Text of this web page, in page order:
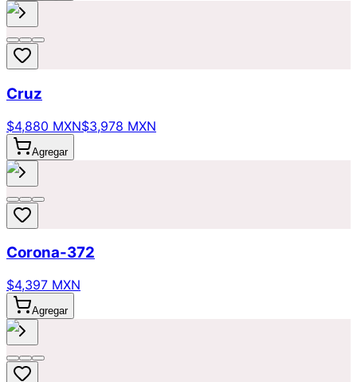
Cruz
$4,880 MXN$3,978 MXN
Agregar
Corona-372
$4,397 MXN
Agregar